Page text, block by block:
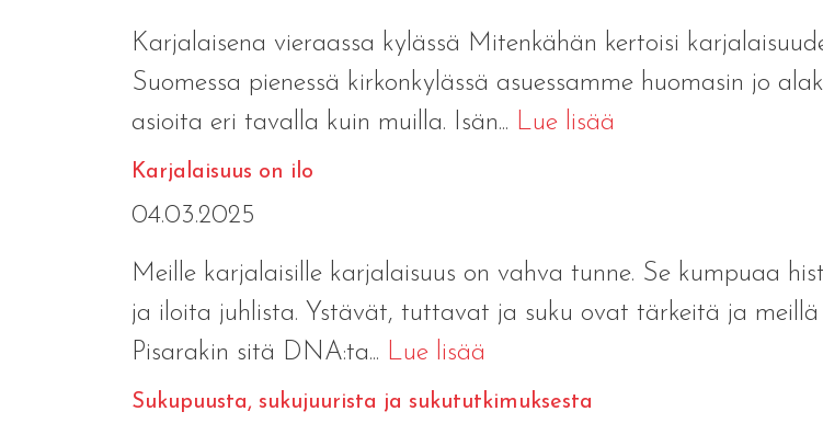
Karjalaisena vieraassa kylässä Mitenkähän kertoisi
Suomessa pienessä kirkonkylässä asuessamme huomasin jo
asioita eri tavalla kuin muilla. Isän... Lue lisää
Karjalaisuus on ilo
04.03.2025
Meille karjalaisille karjalaisuus on vahva tunne. Se kumpuaa
ja iloita juhlista. Ystävät, tuttavat ja suku ovat tärkeitä ja
Pisarakin sitä DNA:ta... Lue lisää
Sukupuusta, sukujuurista ja sukututkimuksesta